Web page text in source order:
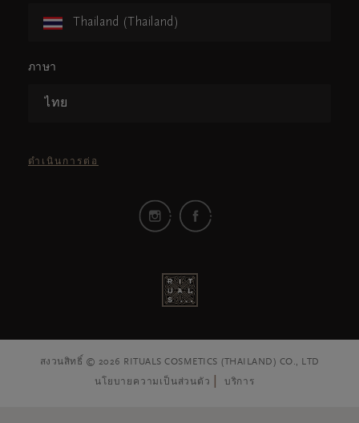
Thailand (Thailand)
ภาษา
ไทย
ดำเนินการต่อ
สงวนสิทธิ์ © 2026 RITUALS COSMETICS (THAILAND) CO., LTD
นโยบายความเป็นส่วนตัว บริการ